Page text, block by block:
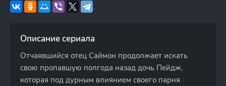
Описание сериала
Отчаявшийся отец Саймон продолжает искать
свою пропавшую полгода назад дочь Пейдж,
которая под дурным влиянием своего парня